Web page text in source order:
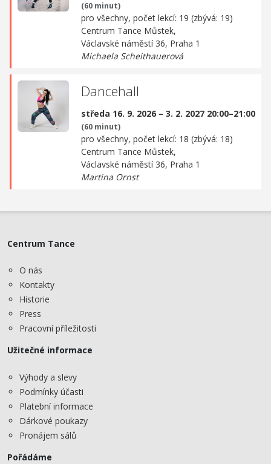
(60 minut)
pro všechny, počet lekcí: 19 (zbývá: 19)
Centrum Tance Můstek,
Václavské náměstí 36, Praha 1
Michaela Scheithauerová
Dancehall
středa 16. 9. 2026 – 3. 2. 2027 20:00–21:00
(60 minut)
pro všechny, počet lekcí: 18 (zbývá: 18)
Centrum Tance Můstek,
Václavské náměstí 36, Praha 1
Martina Ornst
Centrum Tance
O nás
Kontakty
Historie
Press
Pracovní příležitosti
Užitečné informace
Výhody a slevy
Podmínky účasti
Platební informace
Dárkové poukazy
Pronájem sálů
Pořádáme